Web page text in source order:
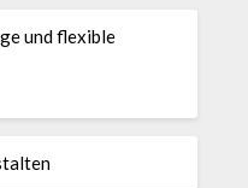
und flexible